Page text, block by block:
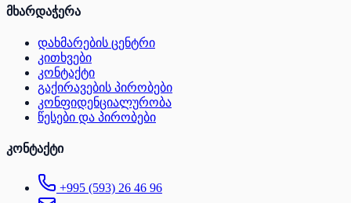
მხარდაჭერა
დახმარების ცენტრი
კითხვები
კონტაქტი
გაქირავების პირობები
კონფიდენციალურობა
წესები და პირობები
კონტაქტი
+995 (593) 26 46 96